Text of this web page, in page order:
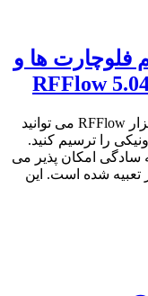
فلوچارت ها و
با نسخه قابل حمل و بی نیاز به نصب نرم افزار RFFlow می توانید
را ترسیم کنید.
امکان پذیر می
تعبیه شده است. این